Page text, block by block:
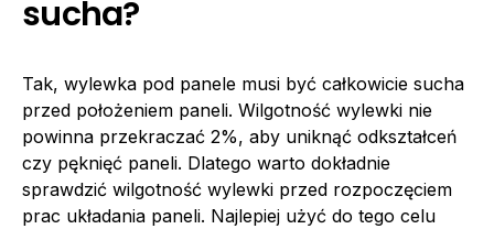
sucha?
Tak, wylewka pod panele musi być całkowicie sucha
przed położeniem paneli. Wilgotność wylewki nie
powinna przekraczać 2%, aby uniknąć odkształceń
czy pęknięć paneli. Dlatego warto dokładnie
sprawdzić wilgotność wylewki przed rozpoczęciem
prac układania paneli. Najlepiej użyć do tego celu